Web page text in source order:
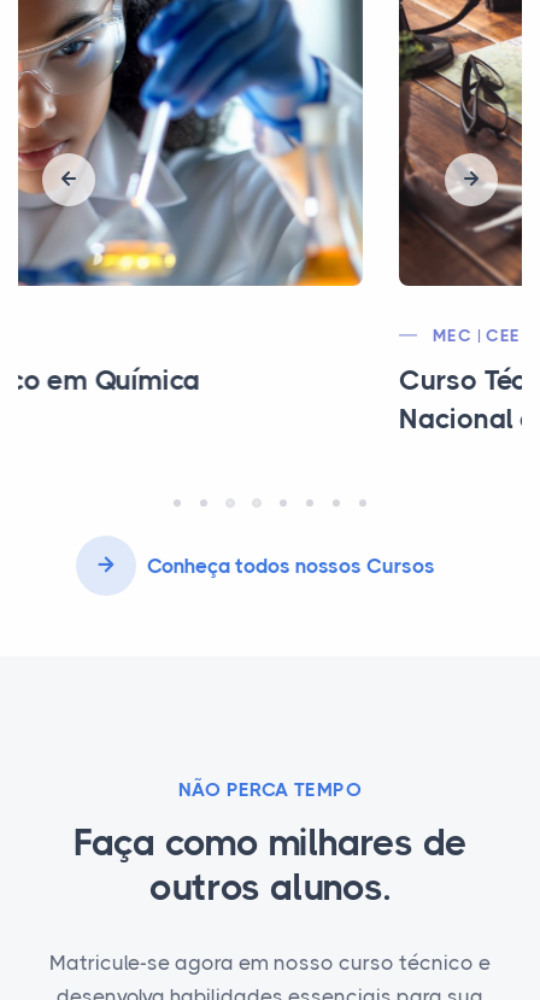
Curso Técnico em Guia de Turismo
Conheça todos nossos Cursos
NÃO PERCA TEMPO
Faça como milhares de
outros alunos.
Matricule-se agora em nosso curso técnico e